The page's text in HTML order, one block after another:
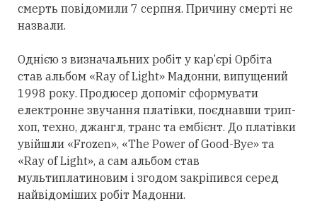
смерть повідомили 7 серпня. Причину смерті не
назвали.
Однією з визначальних робіт у кар’єрі Орбіта
став альбом «Ray of Light» Мадонни, випущений
1998 року. Продюсер допоміг сформувати
електронне звучання платівки, поєднавши трип-
хоп, техно, джангл, транс та ембієнт. До платівки
увійшли «Frozen», «The Power of Good-Bye» та
«Ray of Light», а сам альбом став
мультиплатиновим і згодом закріпився серед
найвідоміших робіт Мадонни.